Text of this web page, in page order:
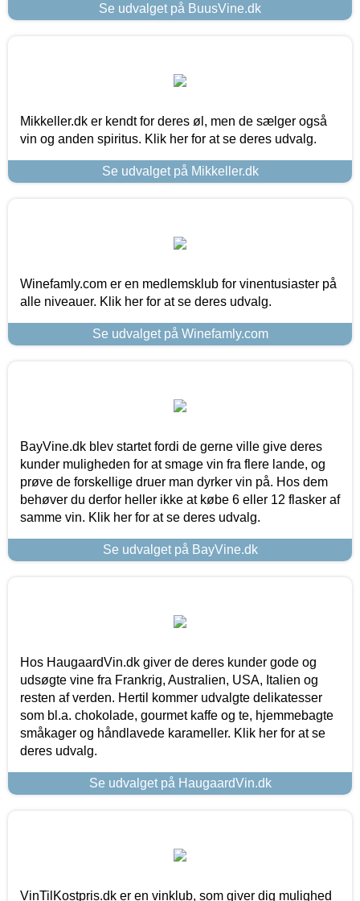
Se udvalget på BuusVine.dk
Mikkeller.dk er kendt for deres øl, men de sælger også
vin og anden spiritus. Klik her for at se deres udvalg.
Se udvalget på Mikkeller.dk
Winefamly.com er en medlemsklub for vinentusiaster på
alle niveauer. Klik her for at se deres udvalg.
Se udvalget på Winefamly.com
BayVine.dk blev startet fordi de gerne ville give deres
kunder muligheden for at smage vin fra flere lande, og
prøve de forskellige druer man dyrker vin på. Hos dem
behøver du derfor heller ikke at købe 6 eller 12 flasker af
samme vin. Klik her for at se deres udvalg.
Se udvalget på BayVine.dk
Hos HaugaardVin.dk giver de deres kunder gode og
udsøgte vine fra Frankrig, Australien, USA, Italien og
resten af verden. Hertil kommer udvalgte delikatesser
som bl.a. chokolade, gourmet kaffe og te, hjemmebagte
småkager og håndlavede karameller. Klik her for at se
deres udvalg.
Se udvalget på HaugaardVin.dk
VinTilKostpris.dk er en vinklub, som giver dig mulighed